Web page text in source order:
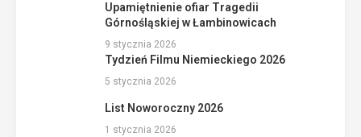
Upamiętnienie ofiar Tragedii
Górnośląskiej w Łambinowicach
9 stycznia 2026
Tydzień Filmu Niemieckiego 2026
5 stycznia 2026
List Noworoczny 2026
1 stycznia 2026